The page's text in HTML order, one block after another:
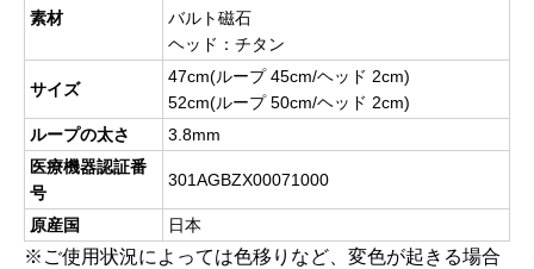
素材
バルト磁石
ヘッド：チタン
サイズ
47cm(ループ 45cm/ヘッド 2cm)
52cm(ループ 50cm/ヘッド 2cm)
ループの太さ
3.8mm
医療機器認証番
号
301AGBZX00071000
原産国 日本
※ご使用状況によっては色移りなど、変色が起きる場合